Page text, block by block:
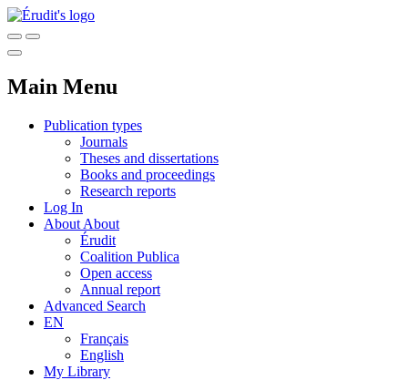
Main Menu
Publication types
Journals
Theses and dissertations
Books and proceedings
Research reports
Log In
About About
Érudit
Coalition Publica
Open access
Annual report
Advanced Search
EN
Français
English
My Library